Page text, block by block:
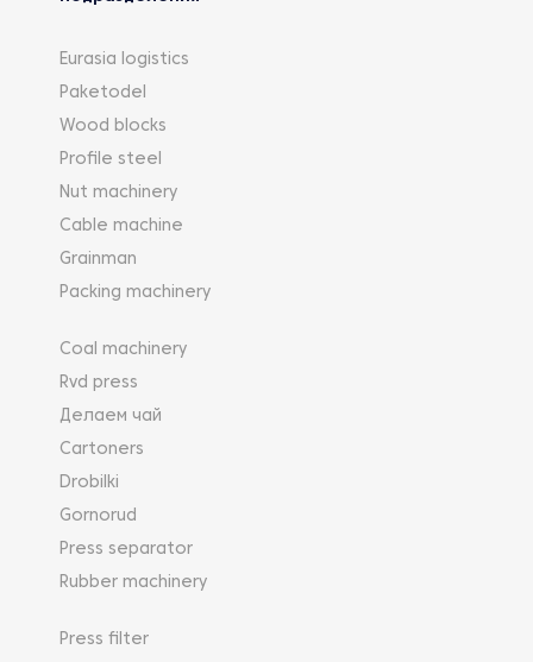
Eurasia logistics
Paketodel
Wood blocks
Profile steel
Nut machinery
Cable machine
Grainman
Packing machinery
Coal machinery
Rvd press
Делаем чай
Cartoners
Drobilki
Gornorud
Press separator
Rubber machinery
Press filter